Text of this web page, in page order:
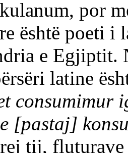
por
është poeti i
e Egjiptit.
latine
consumimur
[pastaj]
tij, fluturave